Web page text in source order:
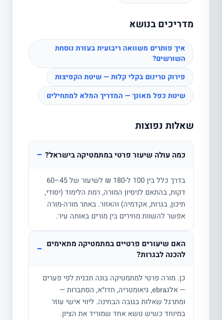
מדריכים בנושא
איך פותרים משוואה ריבועית בעזרת נוסחת
השורשים?
פירוק טרינום בקלי קלות — שיטת הקפיצות
שיטת כפל מאונך — המדריך המלא למתחילים
שאלות נפוצות
כמה עולה שיעור פרטי במתמטיקה בישראל? −
בדרך כלל בין 100 ל-180 ₪ לשיעור של 45–60
דקות, בהתאם לניסיון המורה, רמת הלימוד (יסודי,
תיכון, בגרות, אקדמיה) והאזור. באתר מורה-מורה
אפשר להשוות מחירים בין מורים באותה עיר.
האם שיעורים פרטיים במתמטיקה מתאימים
להכנה לבגרות?
−
כן. מורה פרטי למתמטיקה בונה תכנית לפי פערים
— אלגebra, גיאומטריה, חדו״א, הסתברות —
ומתרגל שאלות בגובה הבחינה. ליווי אישי עוזר
במיוחד כשיש נושא אחד שמוריד את הציון.